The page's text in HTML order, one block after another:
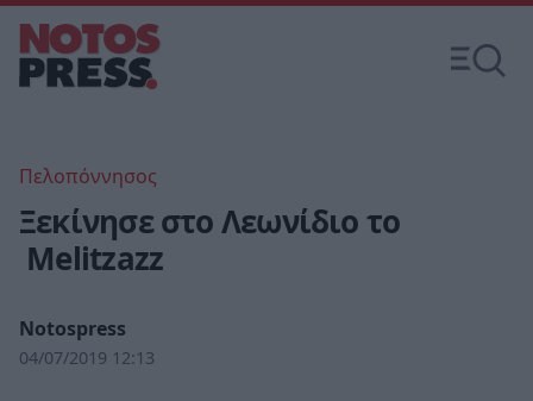
Πελοπόννησος
Ξεκίνησε στο Λεωνίδιο το
Melitzazz
Notospress
04/07/2019 12:13